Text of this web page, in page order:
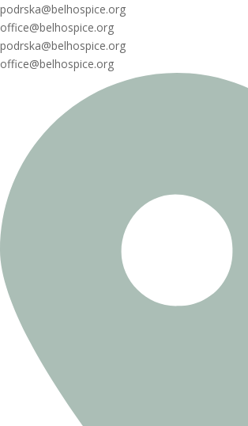
podrska@belhospice.org
office@belhospice.org
podrska@belhospice.org
office@belhospice.org